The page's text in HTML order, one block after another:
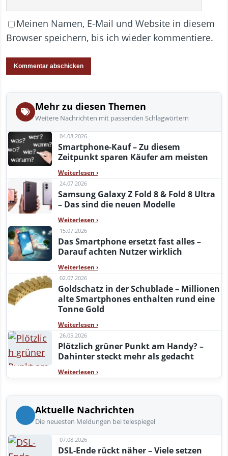
Meinen Namen, E-Mail und Website in diesem
Browser speichern, bis ich wieder kommentiere.
Mehr zu diesen Themen
Weitere Nachrichten mit passenden Schlagwörtern
04.08.2026
Smartphone-Kauf – Zu diesem
Zeitpunkt sparen Käufer am meisten
Weiterlesen ›
24.07.2026
Samsung Galaxy Z Fold 8 & Fold 8 Ultra
– Das sind die neuen Modelle
Weiterlesen ›
15.07.2026
Das Smartphone ersetzt fast alles –
Darauf achten Nutzer wirklich
Weiterlesen ›
02.07.2026
Goldschatz in der Schublade – Millionen
alte Smartphones enthalten rund eine
Tonne Gold
Weiterlesen ›
26.05.2026
Plötzlich grüner Punkt am Handy? –
Dahinter steckt mehr als gedacht
Weiterlesen ›
Aktuelle Nachrichten
Die neuesten Meldungen bei telespiegel
07.08.2026
DSL-Ende rückt näher – Viele setzen